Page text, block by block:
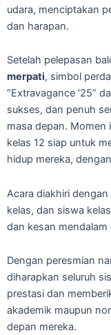
udara, menciptakan
dan harapan.
Setelah pelepasan
merpati, simbol
“Extravagance ‘25”
sukses, dan penuh
masa depan. Momen
kelas 12 siap untuk
hidup mereka,
Acara diakhiri
kelas, dan siswa
dan kesan mendalam
Dengan peresmian
diharapkan seluruh
prestasi dan
akademik maupun
depan mereka.